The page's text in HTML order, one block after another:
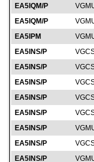
EA5IQM/P
EA5IQM/P
EA5IPM
EA5INS/P
EA5INS/P
EA5INS/P
EA5INS/P
EA5INS/P
EA5INS/P
EA5INS/P
EA5INS/P